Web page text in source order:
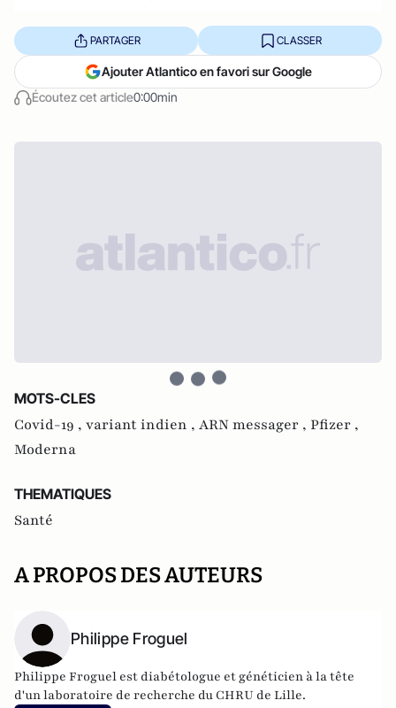
Écoutez cet article0:00min
PARTAGER CLASSER
Ajouter Atlantico en favori sur Google
MOTS-CLES
Covid-19 , variant indien , ARN messager , Pfizer ,
Moderna
THEMATIQUES
Santé
A PROPOS DES AUTEURS
Philippe Froguel
Philippe Froguel est diabétologue et généticien à la tête
d'un laboratoire de recherche du CHRU de Lille.